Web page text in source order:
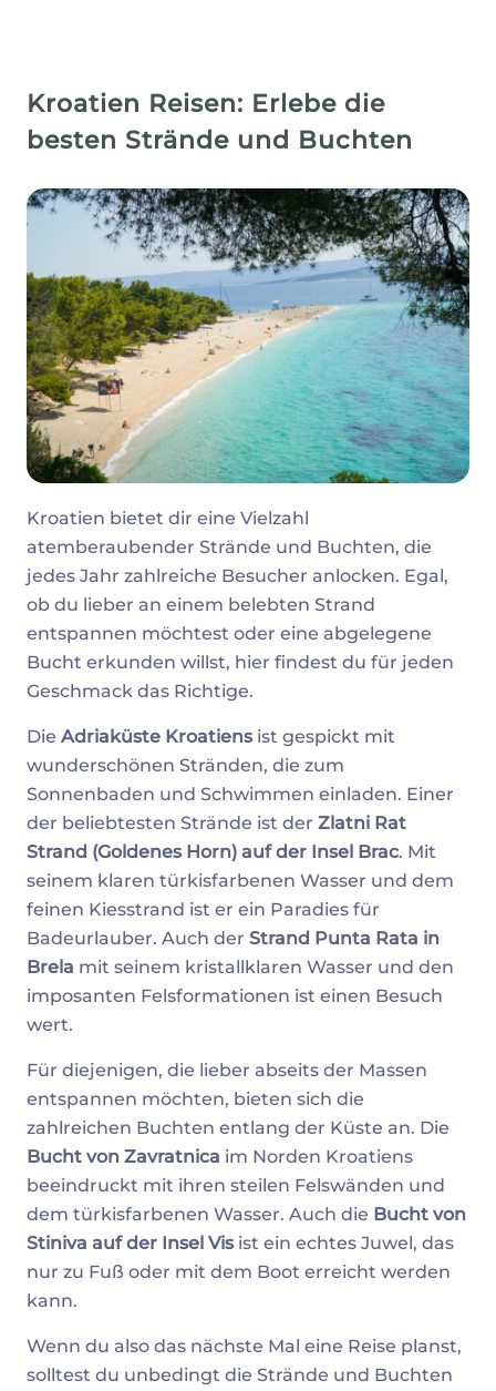
Kroatien Reisen: Erlebe die
besten Strände und Buchten
Kroatien bietet dir eine Vielzahl
atemberaubender Strände und Buchten, die
jedes Jahr zahlreiche Besucher anlocken. Egal,
ob du lieber an einem belebten Strand
entspannen möchtest oder eine abgelegene
Bucht erkunden willst, hier findest du für jeden
Geschmack das Richtige.
Die Adriaküste Kroatiensist gespickt mit
wunderschönen Stränden, die zum
Sonnenbaden und Schwimmen einladen. Einer
der beliebtesten Strände ist der Zlatni Rat
Strand (Goldenes Horn) auf der Insel Brac. Mit
seinem klaren türkisfarbenen Wasser und dem
feinen Kiesstrand ist er ein Paradies für
Badeurlauber. Auch der Strand Punta Rata in
Brela mit seinem kristallklaren Wasser und den
imposanten Felsformationen ist einen Besuch
wert.
Für diejenigen, die lieber abseits der Massen
entspannen möchten, bieten sich die
zahlreichen Buchten entlang der Küste an. Die
Bucht von Zavratnica im Norden Kroatiens
beeindruckt mit ihren steilen Felswänden und
dem türkisfarbenen Wasser. Auch die Bucht von
Stiniva auf der Insel Visist ein echtes Juwel, das
nur zu Fuß oder mit dem Boot erreicht werden
kann.
Wenn du also das nächste Mal eine Reise planst,
solltest du unbedingt die Strände und Buchten